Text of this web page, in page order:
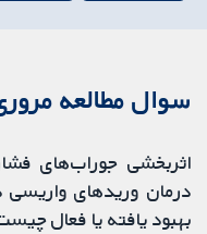
سوال مطالعه
اثربخشی جوراب‌های
درمان وریدهای واریسی
بهبود یافته یا فعال